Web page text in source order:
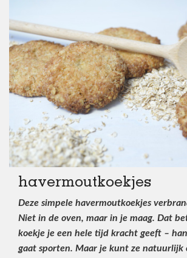
havermoutkoekjes
Deze simpele havermoutkoekjes
Niet in de oven, maar in je maag. Dat
koekje je een hele tijd kracht geeft –
gaat sporten. Maar je kunt ze natuurlijk